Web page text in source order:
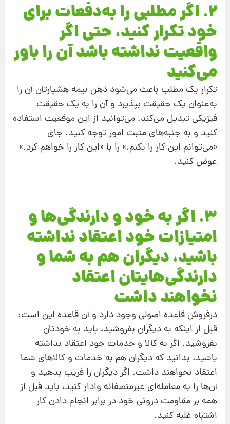
2. اگر مطلبی را به‌‌دفعات برای
خود تکرار کنید، حتی اگر
واقعیت نداشته باشد آن‌ را باور
می‌کنید
تکرار یک مطلب باعث می‌شود ذهن نیمه هشیارتان آن‌ را
به‌عنوان یک حقیقت بپذیرد و آن‌ را به یک حقیقت
فیزیکی تبدیل می‌کند. می‌توانید از این موقعیت استفاده
کنید و به جنبه‌های مثبت امور توجه کنید. جای
«می‌توانم این کار را بکنم.» را با «این‌ کار را خواهم کرد.»
عوض کنید.
3. اگر به خود و دارندگی‌ها و
امتیازات خود اعتقاد نداشته
باشید، دیگران هم به شما و
دارندگی‌هایتان اعتقاد
نخواهند داشت
درفروش قاعده اصولی وجود دارد و آن قاعده این‌ است:
قبل از اینکه به دیگران بفروشید، باید به خودتان
بفروشید. اگر به کالا و خدمات خود اعتقاد نداشته
باشید، بدانید که دیگران هم به خدمات و کالاهای شما
اعتقاد نخواهند داشت. اگر دیگران را فریب بدهید و
آن‌ها را به معامله‌ای غیر‌منصفانه وادار کنید، باید قبل از
همه بر مقاومت درونی خود در برابر انجام دادن کار
اشتباه غلبه کنید.